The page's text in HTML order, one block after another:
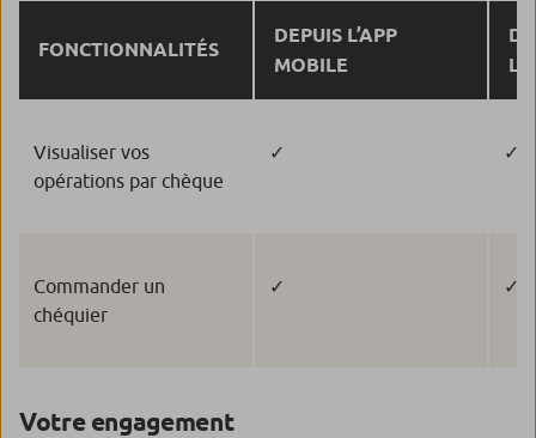
FONCTIONNALITÉS
DEPUIS L’APP
MOBILE
Visualiser vos
opérations par chèque
✓ ✓
Commander un
chéquier
✓ ✓
Votre engagement